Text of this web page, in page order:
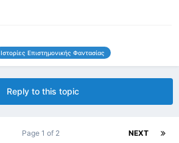
Ιστορίες Επιστημονικής Φαντασίας
Reply to this topic
NEXT
Page 1 of 2